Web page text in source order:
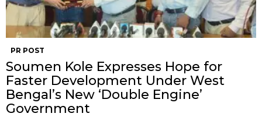
PR POST
Soumen Kole Expresses Hope for
Faster Development Under West
Bengal’s New ‘Double Engine’
Government